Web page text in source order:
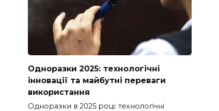
Одноразки 2025: технологічні
інновації та майбутні переваги
використання
Одноразки в 2025 році: технологічні